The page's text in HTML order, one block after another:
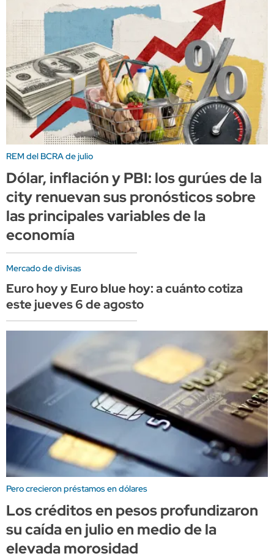
REM del BCRA de julio
Dólar, inflación y PBI: los gurúes de la
city renuevan sus pronósticos sobre
las principales variables de la
economía
Mercado de divisas
Euro hoy y Euro blue hoy: a cuánto cotiza
este jueves 6 de agosto
Pero crecieron préstamos en dólares
Los créditos en pesos profundizaron
su caída en julio en medio de la
elevada morosidad